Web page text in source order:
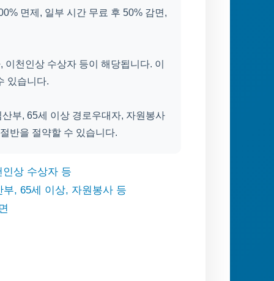
면제, 일부 시간 무료 후 50% 감면,
천인상 수상자 등이 해당됩니다. 이
있습니다.
부, 65세 이상 경로우대자, 자원봉사
반을 절약할 수 있습니다.
상 수상자 등
, 65세 이상, 자원봉사 등